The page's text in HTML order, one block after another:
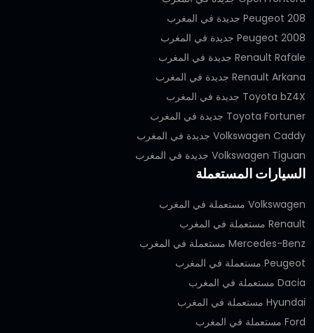
Peugeot 208 جديدة في المغرب
Peugeot 2008 جديدة في المغرب
Renault Rafale جديدة في المغرب
Renault Arkana جديدة في المغرب
Toyota bZ4X جديدة في المغرب
Toyota Fortuner جديدة في المغرب
Volkswagen Caddy جديدة في المغرب
Volkswagen Tiguan جديدة في المغرب
السيارات المستعملة
Volkswagen مستعملة في المغرب
Renault مستعملة في المغرب
Mercedes-Benz مستعملة في المغرب
Peugeot مستعملة في المغرب
Dacia مستعملة في المغرب
Hyundai مستعملة في المغرب
Ford مستعملة في المغرب